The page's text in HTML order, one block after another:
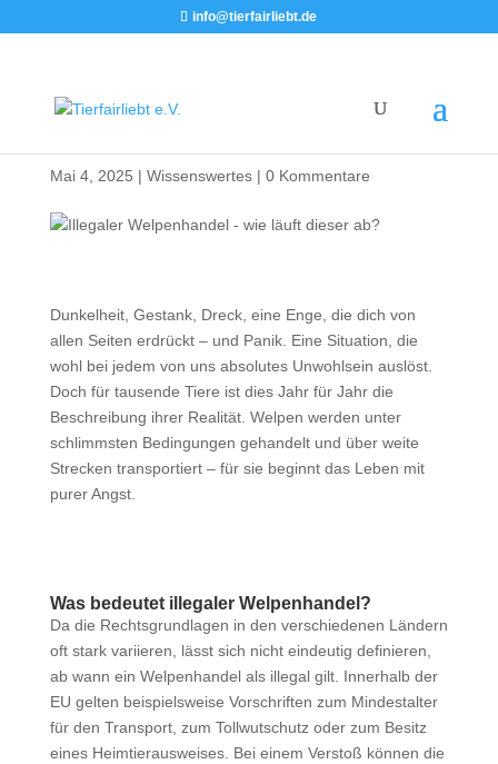
info@tierfairliebt.de
Mai 4, 2025 | Wissenswertes| 0 Kommentare
Dunkelheit, Gestank, Dreck, eine Enge, die dich von
allen Seiten erdrückt – und Panik. Eine Situation, die
wohl bei jedem von uns absolutes Unwohlsein auslöst.
Doch für tausende Tiere ist dies Jahr für Jahr die
Beschreibung ihrer Realität. Welpen werden unter
schlimmsten Bedingungen gehandelt und über weite
Strecken transportiert – für sie beginnt das Leben mit
purer Angst.
Was bedeutet illegaler Welpenhandel?
Da die Rechtsgrundlagen in den verschiedenen Ländern
oft stark variieren, lässt sich nicht eindeutig definieren,
ab wann ein Welpenhandel als illegal gilt. Innerhalb der
EU gelten beispielsweise Vorschriften zum Mindestalter
für den Transport, zum Tollwutschutz oder zum Besitz
eines Heimtierausweises. Bei einem Verstoß können die